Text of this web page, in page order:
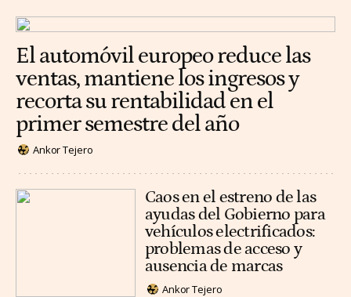
El automóvil europeo reduce las
ventas, mantiene los ingresos y
recorta su rentabilidad en el
primer semestre del año
Ankor Tejero
Caos en el estreno de las
ayudas del Gobierno para
vehículos electrificados:
problemas de acceso y
ausencia de marcas
Ankor Tejero